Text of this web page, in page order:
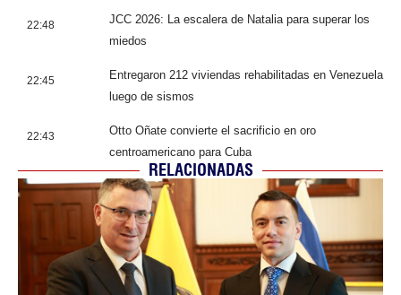
22:48
JCC 2026: La escalera de Natalia para superar los
miedos
22:45
Entregaron 212 viviendas rehabilitadas en Venezuela
luego de sismos
22:43
Otto Oñate convierte el sacrificio en oro
centroamericano para Cuba
RELACIONADAS